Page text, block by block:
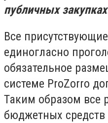
публичных
Все
единогласно
обязательное
системе ProZorro
Таким образом все
бюджетных